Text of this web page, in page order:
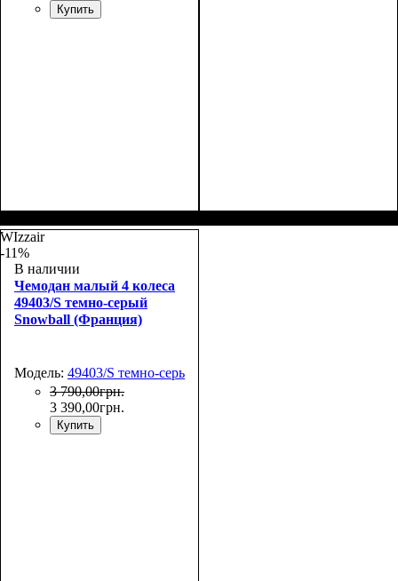
Купить
55х38x20
WIzzair
-11%
В наличии
Чемодан малый 4 колеса
49403/S темно-серый
Snowball (Франция)
Модель: 49403/S темно-серый
3 790,00грн.
3 390,00грн.
Купить